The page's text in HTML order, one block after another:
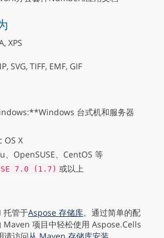
XPS
SVG, TIFF, EMF, GIF
台式机和服务器
OS X
、OpenSUSE、CentOS 等
7.0 (1.7) 或以上
托管于Aspose 存储库。通过简单的配
Maven 项目中轻松使用 Aspose.Cells